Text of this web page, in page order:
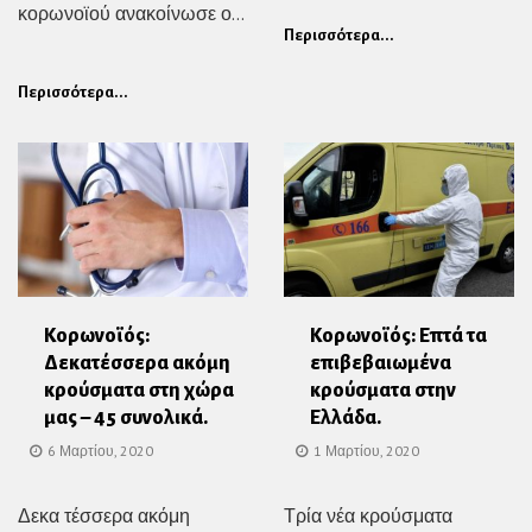
κορωνοϊού ανακοίνωσε ο...
Περισσότερα...
Περισσότερα...
Κορωνοϊός:
Δεκατέσσερα ακόμη
κρούσματα στη χώρα
μας – 45 συνολικά.
6 Μαρτίου, 2020
Δεκα τέσσερα ακόμη
Κορωνοϊός: Επτά τα
επιβεβαιωμένα
κρούσματα στην
Ελλάδα.
1 Μαρτίου, 2020
Τρία νέα κρούσματα